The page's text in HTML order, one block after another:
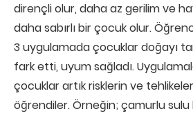
dirençli olur, daha az gerilim ve
daha sabırlı bir çocuk olur.
3 uygulamada çocuklar doğayı
fark etti, uyum sağladı.
çocuklar artık risklerin ve
öğrendiler. Örneğin; çamurlu